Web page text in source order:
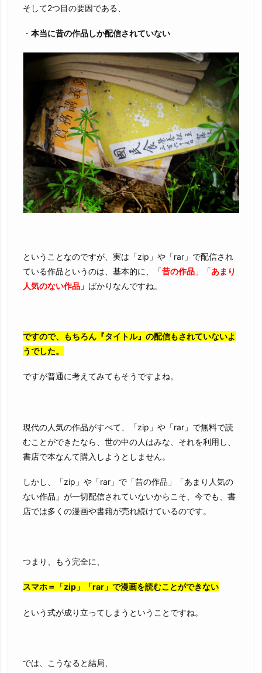
そして2つ目の要因である、
・ 本当に昔の作品しか配信されていない
ということなのですが、実は「zip」や「rar」で配信され
ている作品というのは、基本的に、「昔の作品 」「あまり
人気のない作品」 ばかりなんですね。
ですので、もちろん『タイトル』の配信もされていないよ
うでした。
ですが普通に考えてみてもそうですよね。
現代の人気の作品がすべて、「zip」や「rar」で無料で読
むことができたなら、世の中の人はみな、それを利用し、
書店で本なんて購入しようとしません。
しかし、「zip」や「rar」で「昔の作品」「あまり人気の
ない作品」が一切配信されていないからこそ、今でも、書
店では多くの漫画や書籍が売れ続けているのです。
つまり、もう完全に、
スマホ＝「zip」「rar」で漫画を読むことができない
という式が成り立ってしまうということですね。
では、こうなると結局、